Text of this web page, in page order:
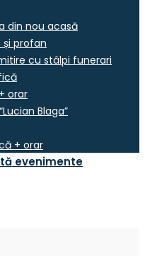
din nou acasă
profan
cu stâlpi funerari
orar
Blaga”
+ orar
evenimente